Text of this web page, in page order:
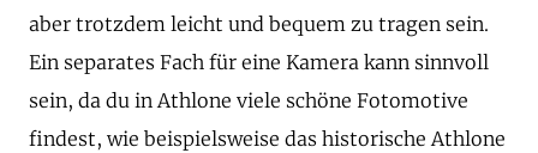
aber trotzdem leicht und bequem zu tragen sein.
Ein separates Fach für eine Kamera kann sinnvoll
sein, da du in Athlone viele schöne Fotomotive
findest, wie beispielsweise das historische Athlone